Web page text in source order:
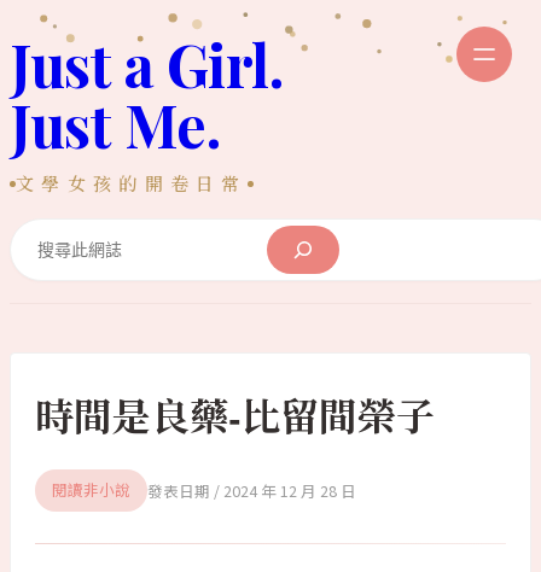
至
主
內
容
Just a Girl.
Just Me.
文學女孩的開卷日常
時間是良藥-比留間榮子
閱讀非小說 2024 年 12 月 28 日